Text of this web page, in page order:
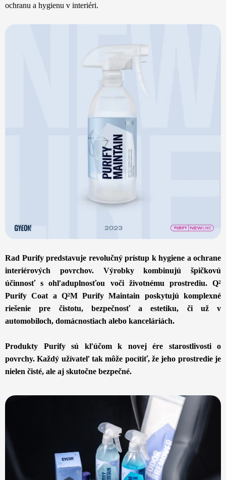
ochranu a hygienu v interiéri.
Rad Purify predstavuje revolučný prístup k hygiene a ochrane
interiérových povrchov. Výrobky kombinujú špičkovú
účinnosť s ohľaduplnosťou voči životnému prostrediu. Q²
Purify Coat a Q²M Purify Maintain poskytujú komplexné
riešenie pre čistotu, bezpečnosť a estetiku, či už v
automobiloch, domácnostiach alebo kanceláriách.
Produkty Purify sú kľúčom k novej ére starostlivosti o
povrchy. Každý užívateľ tak môže pocítiť, že jeho prostredie je
nielen čisté, ale aj skutočne bezpečné.